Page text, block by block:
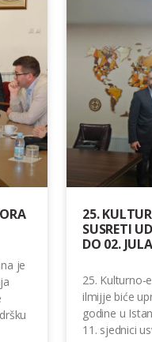
je
25.
SUSRETI
DO 02.
25. Kulturno-
ilmijje biće
godine u
11. sjednici